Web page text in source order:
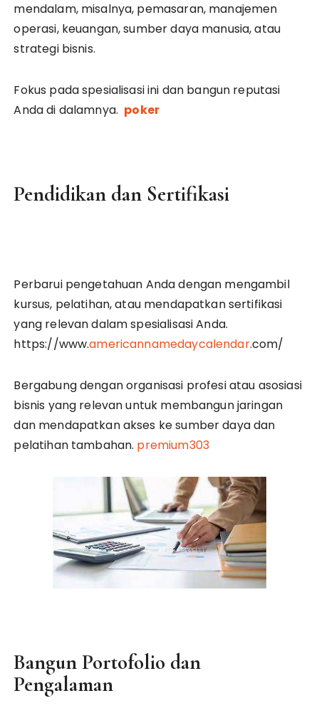
mendalam, misalnya, pemasaran, manajemen
operasi, keuangan, sumber daya manusia, atau
strategi bisnis.
Fokus pada spesialisasi ini dan bangun reputasi
Anda di dalamnya. poker
Pendidikan dan Sertifikasi
Perbarui pengetahuan Anda dengan mengambil
kursus, pelatihan, atau mendapatkan sertifikasi
yang relevan dalam spesialisasi Anda.
https://www.americannamedaycalendar.com/
Bergabung dengan organisasi profesi atau asosiasi
bisnis yang relevan untuk membangun jaringan
dan mendapatkan akses ke sumber daya dan
pelatihan tambahan. premium303
Bangun Portofolio dan
Pengalaman